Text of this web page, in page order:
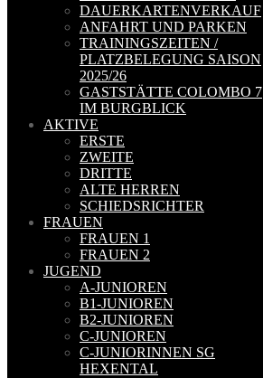
DAUERKARTENVERKAUF
ANFAHRT UND PARKEN
TRAININGSZEITEN /
PLATZBELEGUNG SAISON
2025/26
GASTSTÄTTE COLOMBO 7
IM BURGBLICK
AKTIVE
ERSTE
ZWEITE
DRITTE
ALTE HERREN
SCHIEDSRICHTER
FRAUEN
FRAUEN 1
FRAUEN 2
JUGEND
A-JUNIOREN
B1-JUNIOREN
B2-JUNIOREN
C-JUNIOREN
C-JUNIORINNEN SG
HEXENTAL